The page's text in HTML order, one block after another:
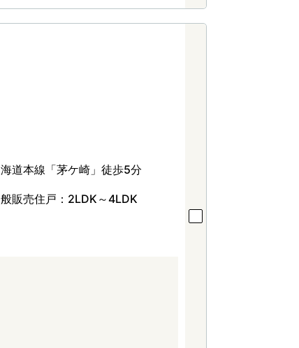
道本線「茅ケ崎」徒歩5分
販売住戸：2LDK～4LDK